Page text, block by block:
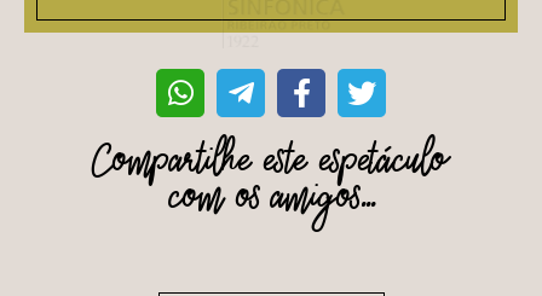
Compartilhe este espetáculo
com os amigos...